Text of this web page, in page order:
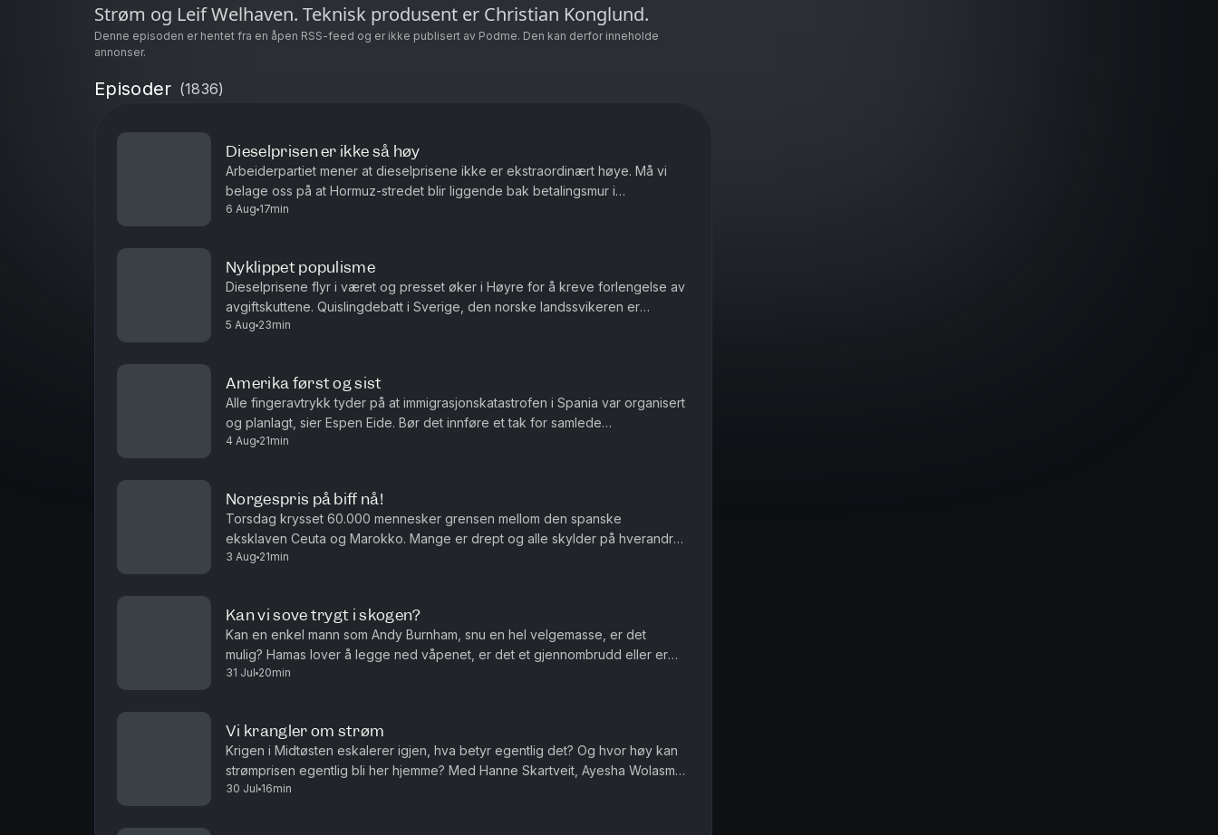
Strøm og Leif Welhaven. Teknisk produsent er Christian Konglund.
Denne episoden er hentet fra en åpen RSS-feed og er ikke publisert av Podme. Den kan derfor inneholde
annonser.
Episoder (1836)
Dieselprisen er ikke så høy
Arbeiderpartiet mener at dieselprisene ikke er ekstraordinært høye. Må vi
belage oss på at Hormuz-stredet blir liggende bak betalingsmur i
uoverskuelig fremtid? Antall sivile Ukrainere som blir drept ...
6 Aug 17min
Nyklippet populisme
Dieselprisene flyr i været og presset øker i Høyre for å kreve forlengelse av
avgiftskuttene. Quislingdebatt i Sverige, den norske landssvikeren er
aktualisert i landet som holdt seg nøytral under and...
5 Aug 23min
Amerika først og sist
Alle fingeravtrykk tyder på at immigrasjonskatastrofen i Spania var organisert
og planlagt, sier Espen Eide. Bør det innføre et tak for samlede
velferdsytelser er debatten etter et regnestykke til NAV...
4 Aug 21min
Norgespris på biff nå!
Torsdag krysset 60.000 mennesker grensen mellom den spanske
eksklaven Ceuta og Marokko. Mange er drept og alle skylder på hverandre
i sakens anledning, og må det innføres norgespris på biff i dette la...
3 Aug 21min
Kan vi sove trygt i skogen?
Kan en enkel mann som Andy Burnham, snu en hel velgemasse, er det
mulig? Hamas lover å legge ned våpenet, er det et gjennombrudd eller er
det ren ønsketetenkning. Og har menn et spesielt ansvar når de...
31 Jul 20min
Vi krangler om strøm
Krigen i Midtøsten eskalerer igjen, hva betyr egentlig det? Og hvor høy kan
strømprisen egentlig bli her hjemme? Med Hanne Skartveit, Ayesha Wolasmal
og Roar Valderhaug. Produsent Sara Gustavsen. Ansv...
30 Jul 16min